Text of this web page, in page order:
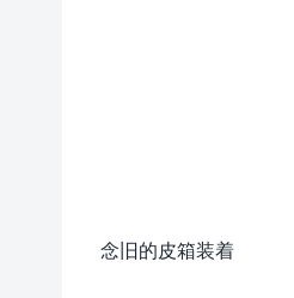
念旧的皮箱装着